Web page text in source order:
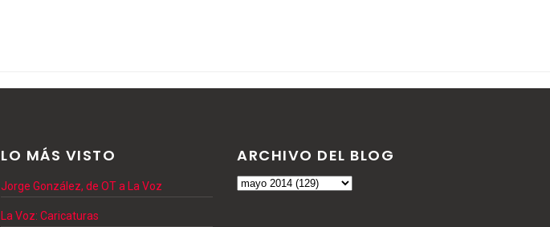
LO MÁS VISTO
Jorge González, de OT a La Voz
La Voz: Caricaturas
ARCHIVO DEL BLOG